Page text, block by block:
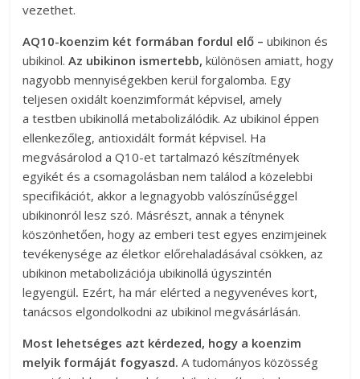
vezethet.
AQ10-koenzim két formában fordul elő –ubikinon és
ubikinol.Az ubikinon ismertebb,különösen amiatt, hogy
nagyobb mennyiségekben kerül forgalomba. Egy
teljesen oxidált koenzimformát képvisel, amely
a testben ubikinollá metabolizálódik. Az ubikinol éppen
ellenkezőleg, antioxidált formát képvisel. Ha
megvásárolod a Q10-et tartalmazó készítmények
egyikét és a csomagolásban nem találod a közelebbi
specifikációt, akkor a legnagyobb valószínűséggel
ubikinonról lesz szó. Másrészt, annak a ténynek
köszönhetően, hogy az emberi test egyes enzimjeinek
tevékenysége az életkor előrehaladásával csökken, az
ubikinon metabolizációja ubikinollá úgyszintén
legyengül. Ezért, ha már elérted a negyvenéves kort,
tanácsos elgondolkodni az ubikinol megvásárlásán.
Most lehetséges azt kérdezed, hogy a koenzim
melyik formáját fogyaszd.A tudományos közösség